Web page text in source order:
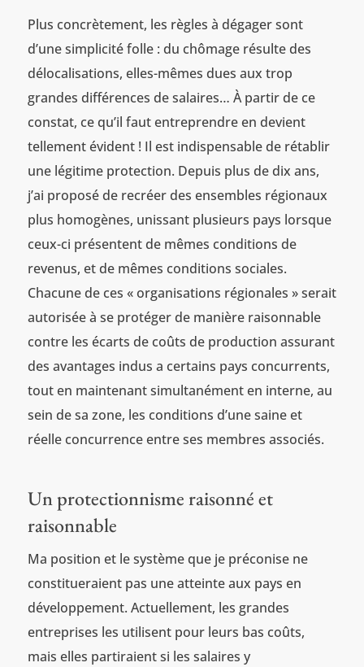
Plus concrètement, les règles à dégager sont
d’une simplicité folle : du chômage résulte des
délocalisations, elles-mêmes dues aux trop
grandes différences de salaires… À partir de ce
constat, ce qu’il faut entreprendre en devient
tellement évident ! Il est indispensable de rétablir
une légitime protection. Depuis plus de dix ans,
j’ai proposé de recréer des ensembles régionaux
plus homogènes, unissant plusieurs pays lorsque
ceux-ci présentent de mêmes conditions de
revenus, et de mêmes conditions sociales.
Chacune de ces « organisations régionales » serait
autorisée à se protéger de manière raisonnable
contre les écarts de coûts de production assurant
des avantages indus a certains pays concurrents,
tout en maintenant simultanément en interne, au
sein de sa zone, les conditions d’une saine et
réelle concurrence entre ses membres associés.
Un protectionnisme raisonné et
raisonnable
Ma position et le système que je préconise ne
constitueraient pas une atteinte aux pays en
développement. Actuellement, les grandes
entreprises les utilisent pour leurs bas coûts,
mais elles partiraient si les salaires y